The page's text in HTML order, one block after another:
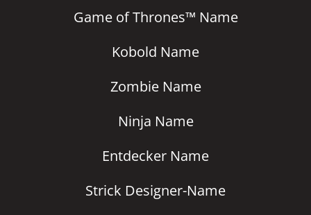
Game of Thrones™ Name
Kobold Name
Zombie Name
Ninja Name
Entdecker Name
Strick Designer-Name